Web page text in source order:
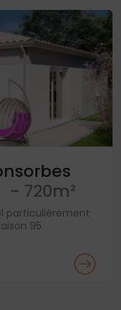
- 720m²
particulièrement
95